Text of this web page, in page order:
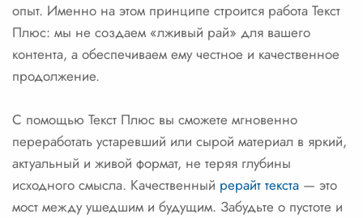
опыт. Именно на этом принципе строится работа Текст
Плюс: мы не создаем «лживый рай» для вашего
контента, а обеспечиваем ему честное и качественное
продолжение.
С помощью Текст Плюс вы сможете мгновенно
переработать устаревший или сырой материал в яркий,
актуальный и живой формат, не теряя глубины
исходного смысла. Качественный рерайт текста — это
мост между ушедшим и будущим. Забудьте о пустоте и